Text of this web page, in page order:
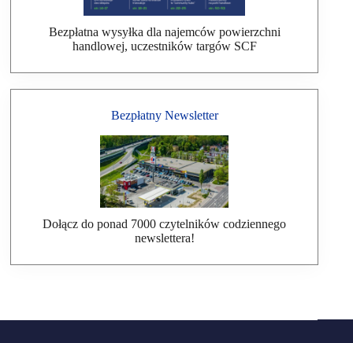
Bezpłatna wysyłka dla najemców powierzchni
handlowej, uczestników targów SCF
Bezpłatny Newsletter
Dołącz do ponad 7000 czytelników codziennego
newslettera!